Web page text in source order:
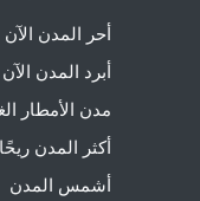
أحر المدن الآن
أبرد المدن الآن
مدن الأمطار
أكثر المدن ريحًا
أشمس المدن